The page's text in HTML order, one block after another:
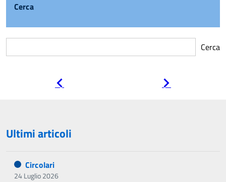
Cerca
Cerca
Ultimi articoli
Circolari
24 Luglio 2026